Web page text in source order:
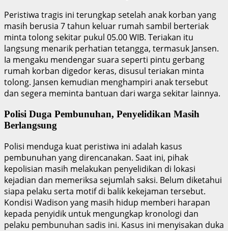
Peristiwa tragis ini terungkap setelah anak korban yang
masih berusia 7 tahun keluar rumah sambil berteriak
minta tolong sekitar pukul 05.00 WIB. Teriakan itu
langsung menarik perhatian tetangga, termasuk Jansen.
Ia mengaku mendengar suara seperti pintu gerbang
rumah korban digedor keras, disusul teriakan minta
tolong. Jansen kemudian menghampiri anak tersebut
dan segera meminta bantuan dari warga sekitar lainnya.
Polisi Duga Pembunuhan, Penyelidikan Masih
Berlangsung
Polisi menduga kuat peristiwa ini adalah kasus
pembunuhan yang direncanakan. Saat ini, pihak
kepolisian masih melakukan penyelidikan di lokasi
kejadian dan memeriksa sejumlah saksi. Belum diketahui
siapa pelaku serta motif di balik kekejaman tersebut.
Kondisi Wadison yang masih hidup memberi harapan
kepada penyidik untuk mengungkap kronologi dan
pelaku pembunuhan sadis ini. Kasus ini menyisakan duka